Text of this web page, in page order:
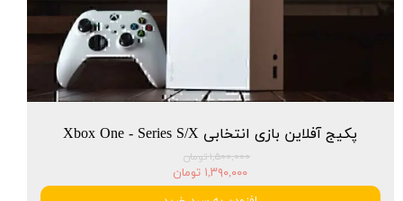
پکیج آفلاین بازی انتخابی Xbox One - Series S/X
۱,۵۰۰,۰۰۰ تومان
۱,۳۹۰,۰۰۰ تومان